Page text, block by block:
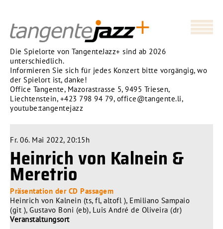
Die Spielorte von TangenteJazz+ sind ab 2026
unterschiedlich.
Informieren Sie sich für jedes Konzert bitte vorgängig, wo
der Spielort ist, danke!
Office Tangente, Mazorastrasse 5, 9495 Triesen,
Liechtenstein, +423 798 94 79, office@tangente.li,
youtube:tangentejazz
Fr. 06. Mai 2022, 20:15h
Heinrich von Kalnein &
Meretrio
Präsentation der CD Passagem
Heinrich von Kalnein (ts, fl, altofl ), Emiliano Sampaio
(git ), Gustavo Boni (eb), Luis André de Oliveira (dr)
Veranstaltungsort